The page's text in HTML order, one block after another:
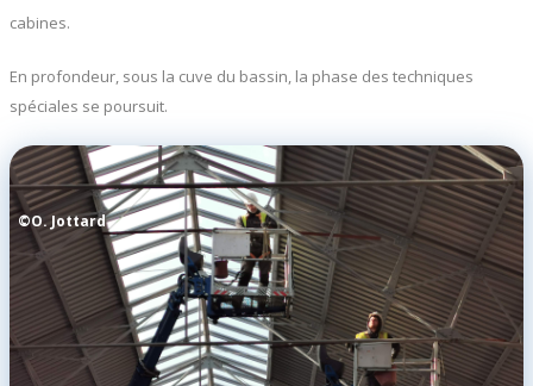
cabines.
En profondeur, sous la cuve du bassin, la phase des techniques
spéciales se poursuit.
©O. Jottard